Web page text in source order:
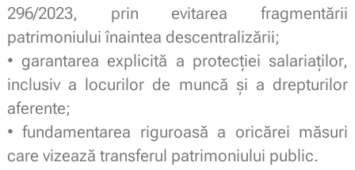
296/2023, prin evitarea fragmentării
patrimoniului înaintea descentralizării;
• garantarea explicită a protecției salariaților,
inclusiv a locurilor de muncă și a drepturilor
aferente;
• fundamentarea riguroasă a oricărei măsuri
care vizează transferul patrimoniului public.